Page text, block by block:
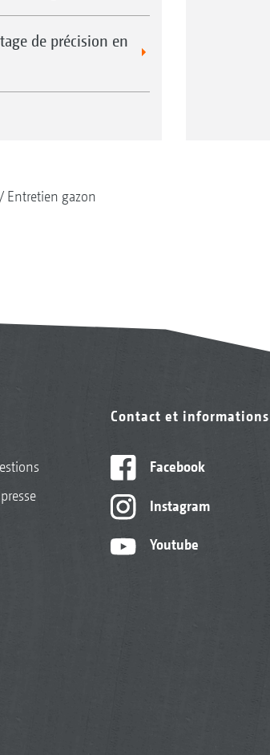
de précision en
Entretien gazon
Contact et informations
Facebook
Instagram
Youtube